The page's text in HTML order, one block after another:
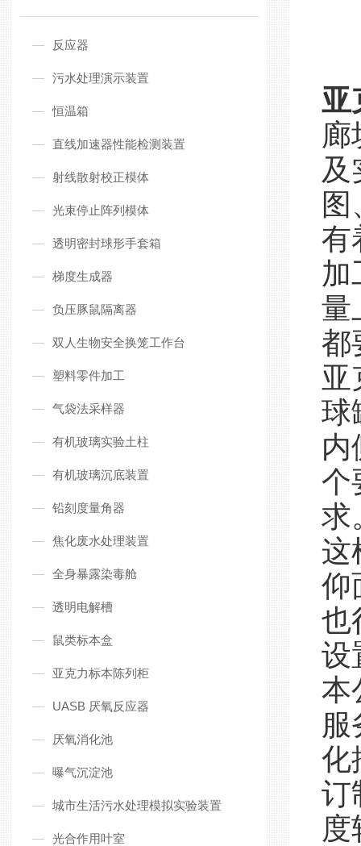
反应器
污水处理演示装置
恒温箱
直线加速器性能检测装置
射线散射校正模体
光束停止阵列模体
透明密封球形手套箱
梯度生成器
负压豚鼠隔离器
双人生物安全换笼工作台
塑料零件加工
气袋法采样器
有机玻璃实验土柱
有机玻璃沉底装置
铅刻度量角器
焦化废水处理装置
全身暴露染毒舱
透明电解槽
鼠类标本盒
亚克力标本陈列柜
UASB 厌氧反应器
厌氧消化池
曝气沉淀池
城市生活污水处理模拟实验装置
光合作用叶室
亚
廊
及
有
加
量
都
亚
球
内
个
求
这
仰
也
设
本
服
化
订
度